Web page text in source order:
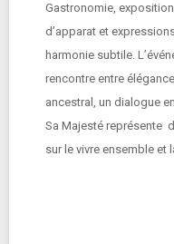
Gastronomie,
d’apparat et
harmonie subtile.
rencontre entre
ancestral, un dialogue
Sa Majesté représente
sur le vivre ensemble et